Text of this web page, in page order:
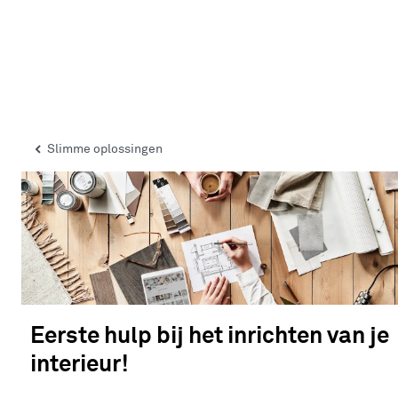
Slimme oplossingen
Eerste hulp bij het inrichten van je
interieur!